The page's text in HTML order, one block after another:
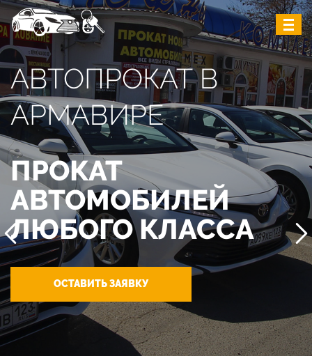
АВТОПРОКАТ В
АРМАВИРЕ
ПРОКАТ
АВТОМОБИЛЕЙ
ЛЮБОГО КЛАССА
ОСТАВИТЬ ЗАЯВКУ